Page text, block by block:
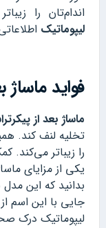
اندام‌تان را
لیپوماتیک
فواید ماساژ
ماساژ بعد از
تخلیه لنف کند.
را زیباتر می‌کند.
یکی از مزایای
بدانید که این مدل
جایی با این اسم
لیپوماتیک درک